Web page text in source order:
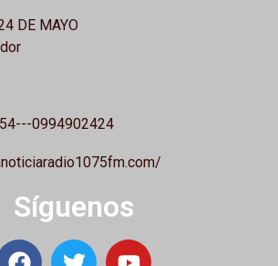
DE MAYO
0994902424
Síguenos